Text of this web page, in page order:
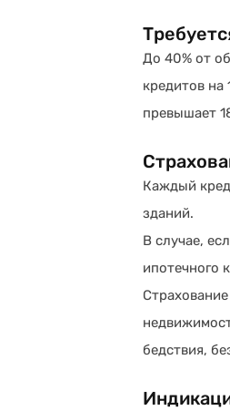
До 40% от
кредитов на
превышает
Каждый
зданий.
В случае,
ипотечного
бедствия,